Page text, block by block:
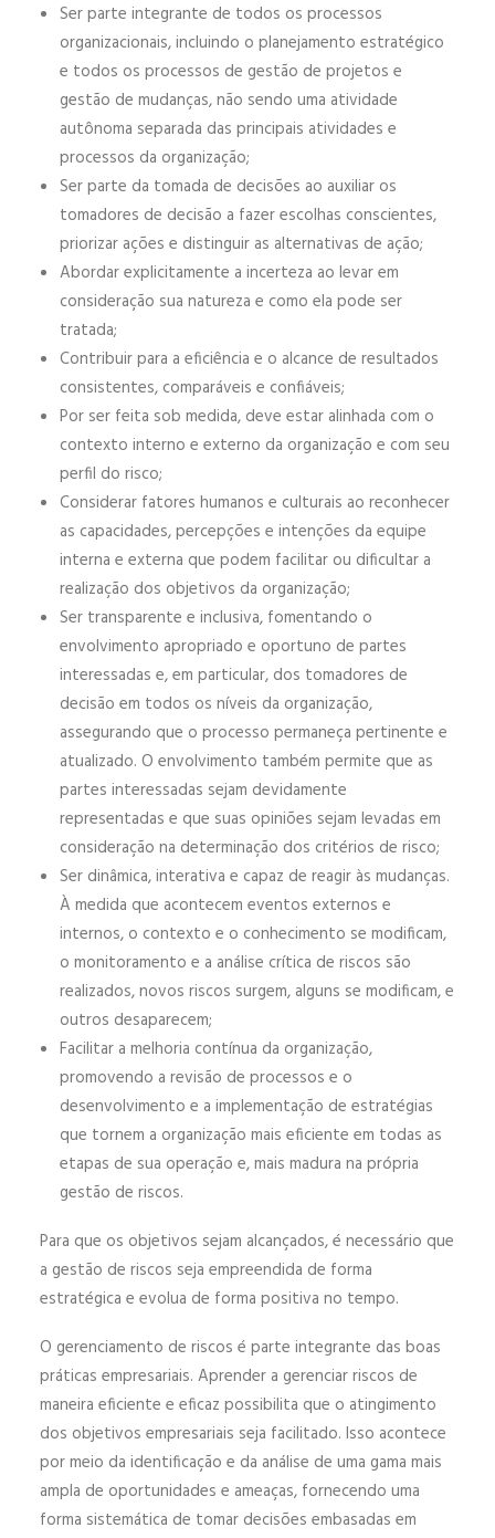
Ser parte integrante de todos os processos
organizacionais, incluindo o planejamento estratégico
e todos os processos de gestão de projetos e
gestão de mudanças, não sendo uma atividade
autônoma separada das principais atividades e
processos da organização;
Ser parte da tomada de decisões ao auxiliar os
tomadores de decisão a fazer escolhas conscientes,
priorizar ações e distinguir as alternativas de ação;
Abordar explicitamente a incerteza ao levar em
consideração sua natureza e como ela pode ser
tratada;
Contribuir para a eficiência e o alcance de resultados
consistentes, comparáveis e confiáveis;
Por ser feita sob medida, deve estar alinhada com o
contexto interno e externo da organização e com seu
perfil do risco;
Considerar fatores humanos e culturais ao reconhecer
as capacidades, percepções e intenções da equipe
interna e externa que podem facilitar ou dificultar a
realização dos objetivos da organização;
Ser transparente e inclusiva, fomentando o
envolvimento apropriado e oportuno de partes
interessadas e, em particular, dos tomadores de
decisão em todos os níveis da organização,
assegurando que o processo permaneça pertinente e
atualizado. O envolvimento também permite que as
partes interessadas sejam devidamente
representadas e que suas opiniões sejam levadas em
consideração na determinação dos critérios de risco;
Ser dinâmica, interativa e capaz de reagir às mudanças.
À medida que acontecem eventos externos e
internos, o contexto e o conhecimento se modificam,
o monitoramento e a análise crítica de riscos são
realizados, novos riscos surgem, alguns se modificam, e
outros desaparecem;
Facilitar a melhoria contínua da organização,
promovendo a revisão de processos e o
desenvolvimento e a implementação de estratégias
que tornem a organização mais eficiente em todas as
etapas de sua operação e, mais madura na própria
gestão de riscos.
Para que os objetivos sejam alcançados, é necessário que
a gestão de riscos seja empreendida de forma
estratégica e evolua de forma positiva no tempo.
O gerenciamento de riscos é parte integrante das boas
práticas empresariais. Aprender a gerenciar riscos de
maneira eficiente e eficaz possibilita que o atingimento
dos objetivos empresariais seja facilitado. Isso acontece
por meio da identificação e da análise de uma gama mais
ampla de oportunidades e ameaças, fornecendo uma
forma sistemática de tomar decisões embasadas em